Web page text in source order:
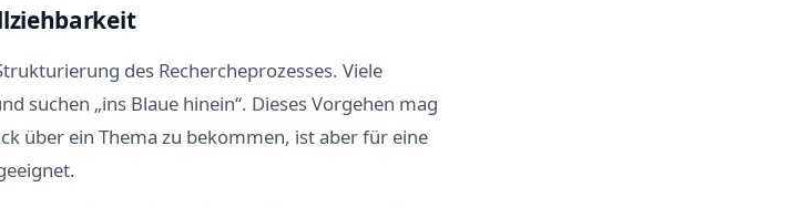
des Rechercheprozesses. Viele
suchen „ins Blaue hinein“. Dieses Vorgehen mag
über ein Thema zu bekommen, ist aber für eine